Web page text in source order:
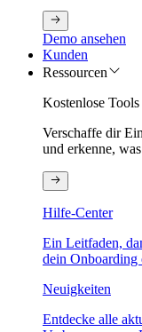
Demo ansehen
Kunden
Ressourcen
Kostenlose Tools
Verschaffe dir
und erkenne,
Hilfe-Center
Ein Leitfaden,
dein Onboarding
Neuigkeiten
Entdecke alle